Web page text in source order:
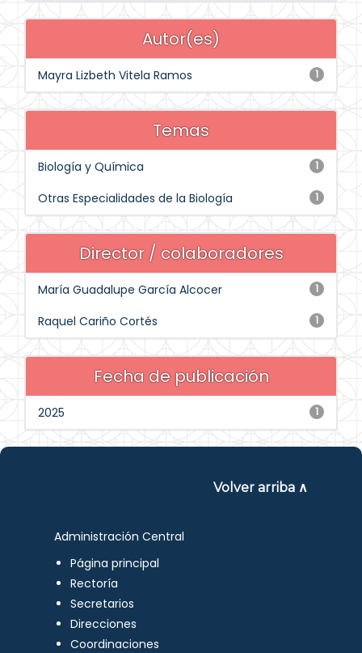
Autor(es)
1
Mayra Lizbeth Vitela Ramos
Temas
1
Biología y Química
1
Otras Especialidades de la Biología
Director / colaboradores
1
María Guadalupe García Alcocer
1
Raquel Cariño Cortés
Fecha de publicación
1
2025
Volver arriba ∧
Administración Central
Página principal
Rectoría
Secretarios
Direcciones
Coordinaciones